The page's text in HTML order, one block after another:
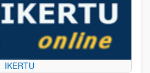
IKERTU